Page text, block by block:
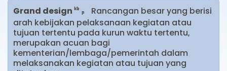
Pencarian Populer
Pareto optimal
Grand design kb
p
Rancangan besar yang berisi
arah kebijakan pelaksanaan kegiatan atau
tujuan tertentu pada kurun waktu tertentu,
merupakan acuan bagi
kementerian/lembaga/pemerintah dalam
melaksanakan kegiatan atau tujuan yang